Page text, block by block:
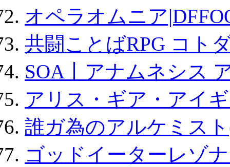
オペラオムニア
共闘ことばRPG コト
SOA丨アナムネシス
アリス・ギア・アイ
誰ガ為のアルケミス
ゴッドイーターレゾ